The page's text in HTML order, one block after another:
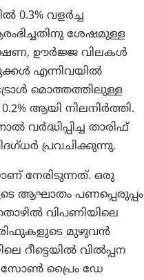
വളർച്ച
ശേഷമുള്ള
ഊർജ്ജ വിലകൾ
എന്നിവയിൽ
മൊത്തത്തിലുള്ള
ആയി നിലനിർത്തി.
താരിഫ്
പ്രവചിക്കുന്നു.
നേരിടുന്നത്. ഒരു
ആഘാതം പണപ്പെരുപ്പം
വിപണിയിലെ
മുഴുവൻ
റീട്ടെയിൽ വിൽപ്പന
പ്രൈം ഡേ